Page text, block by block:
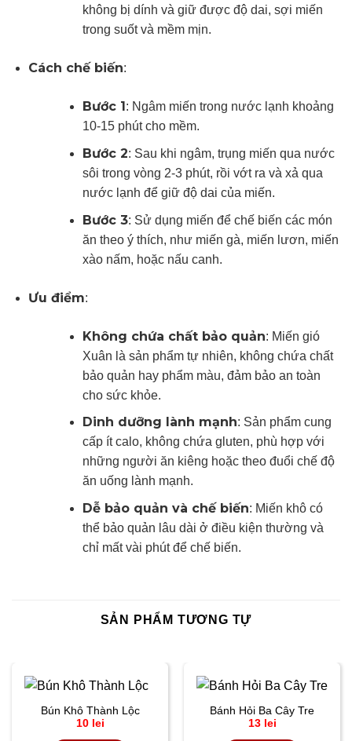
không bị dính và giữ được độ dai, sợi miến
trong suốt và mềm mịn.
Cách chế biến:
Bước 1 : Ngâm miến trong nước lạnh khoảng
10-15 phút cho mềm.
Bước 2: Sau khi ngâm, trụng miến qua nước
sôi trong vòng 2-3 phút, rồi vớt ra và xả qua
nước lạnh để giữ độ dai của miến.
Bước 3: Sử dụng miến để chế biến các món
ăn theo ý thích, như miến gà, miến lươn, miến
xào nấm, hoặc nấu canh.
Ưu điểm:
Không chứa chất bảo quản: Miến gió
Xuân là sản phẩm tự nhiên, không chứa chất
bảo quản hay phẩm màu, đảm bảo an toàn
cho sức khỏe.
Dinh dưỡng lành mạnh: Sản phẩm cung
cấp ít calo, không chứa gluten, phù hợp với
những người ăn kiêng hoặc theo đuổi chế độ
ăn uống lành mạnh.
Dễ bảo quản và chế biến: Miến khô có
thể bảo quản lâu dài ở điều kiện thường và
chỉ mất vài phút để chế biến.
SẢN PHẨM TƯƠNG TỰ
Bún Khô Thành Lộc
10 lei
Bánh Hỏi Ba Cây Tre
13 lei